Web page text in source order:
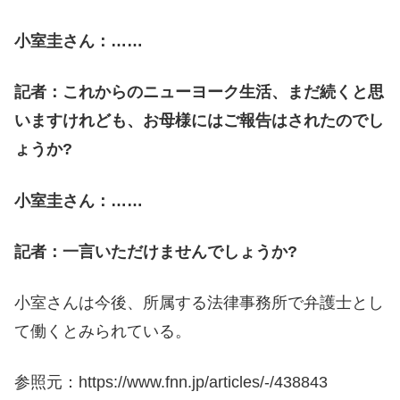
小室圭さん：……
記者：これからのニューヨーク生活、まだ続くと思
いますけれども、お母様にはご報告はされたのでし
ょうか?
小室圭さん：……
記者：一言いただけませんでしょうか?
小室さんは今後、所属する法律事務所で弁護士とし
て働くとみられている。
参照元：https://www.fnn.jp/articles/-/438843